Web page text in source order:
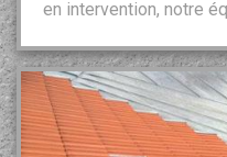
en intervention, notre